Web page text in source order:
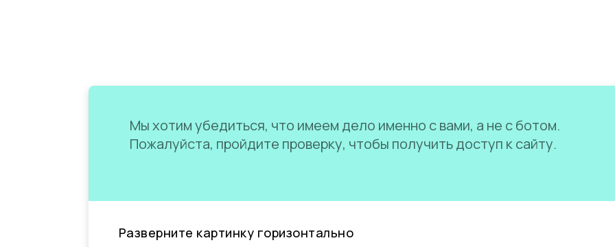
Мы хотим убедиться, что имеем дело именно с вами, а не с ботом.
Пожалуйста, пройдите проверку, чтобы получить доступ к сайту.
Разверните картинку горизонтально